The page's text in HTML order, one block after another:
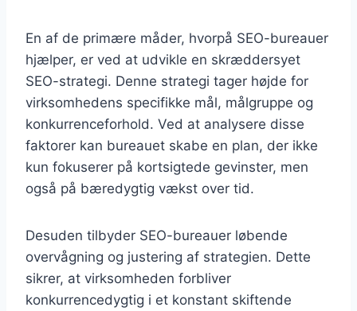
En af de primære måder, hvorpå SEO-bureauer
hjælper, er ved at udvikle en skræddersyet
SEO-strategi. Denne strategi tager højde for
virksomhedens specifikke mål, målgruppe og
konkurrenceforhold. Ved at analysere disse
faktorer kan bureauet skabe en plan, der ikke
kun fokuserer på kortsigtede gevinster, men
også på bæredygtig vækst over tid.
Desuden tilbyder SEO-bureauer løbende
overvågning og justering af strategien. Dette
sikrer, at virksomheden forbliver
konkurrencedygtig i et konstant skiftende